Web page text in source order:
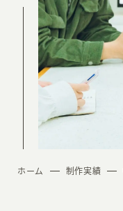
MARKETING
ホーム 制作実績